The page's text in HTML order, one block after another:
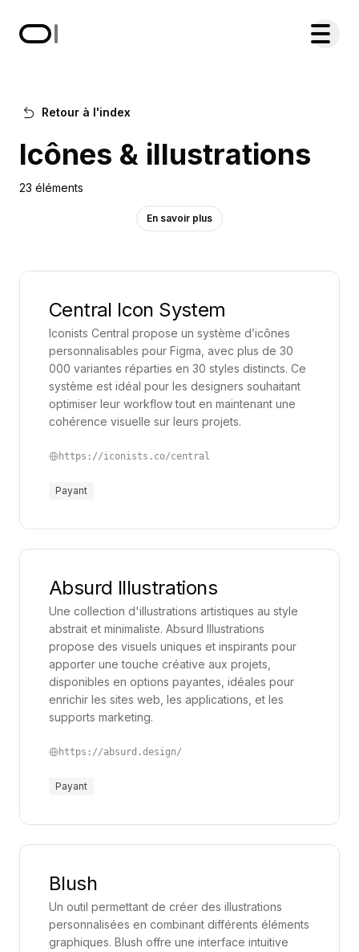
Retour à l'index
Icônes & illustrations
23 éléments
En savoir plus
Outils et ressources pour créer, personnaliser et
intégrer des icônes et illustrations dans vos projets.
Dans un monde de plus en plus visuel, les
entreprises doivent s’appuyer sur des outils
capables de rendre leurs communications non
seulement informatives, mais aussi captivantes. Les
applications dédiées aux icônes et illustrations se
révèlent être des solutions incontournables pour
entreprises de renforcer leur image de marque,
dans la possibilité d’accéder à des bibliothèques de
ressources prêtes à l’emploi. Avec un accès
instantané à une variété d’éléments visuels, les
équipes marketing, design, ou encore de
communication gagnent un temps précieux. Elles
peuvent ainsi produire des supports graphiques de
qualité professionnelle sans nécessiter des heures
de conception manuelle. Ce gain de temps, qui peut
levier de productivité important pour les entreprises
de toutes tailles.
Par ailleurs, les outils d’icônes et d’illustrations
facilitent l’uniformisation des contenus. En
permettant à chaque équipe d’utiliser des éléments
graphiques cohérents et personnalisables, ils
assurent une harmonisation de la communication
Central Icon System
Iconists Central propose un système d’icônes
personnalisables pour Figma, avec plus de 30
000 variantes réparties en 30 styles distincts. Ce
système est idéal pour les designers souhaitant
optimiser leur workflow tout en maintenant une
cohérence visuelle sur leurs projets.
https://iconists.co/central
Payant
Absurd Illustrations
Une collection d'illustrations artistiques au style
abstrait et minimaliste. Absurd Illustrations
propose des visuels uniques et inspirants pour
apporter une touche créative aux projets,
disponibles en options payantes, idéales pour
enrichir les sites web, les applications, et les
supports marketing.
https://absurd.design/
Payant
Blush
Un outil permettant de créer des illustrations
personnalisées en combinant différents éléments
graphiques. Blush offre une interface intuitive